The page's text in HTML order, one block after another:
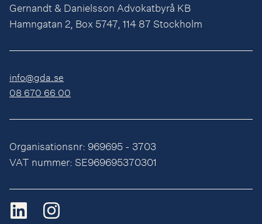
Gernandt & Danielsson Advokatbyrå KB
Hamngatan 2, Box 5747, 114 87 Stockholm
info@gda.se
08 670 66 00
Organisationsnr: 969695 - 3703
VAT nummer: SE969695370301